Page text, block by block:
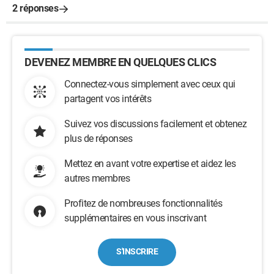
2 réponses
DEVENEZ MEMBRE EN QUELQUES CLICS
Connectez-vous simplement avec ceux qui
partagent vos intérêts
Suivez vos discussions facilement et obtenez
plus de réponses
Mettez en avant votre expertise et aidez les
autres membres
Profitez de nombreuses fonctionnalités
supplémentaires en vous inscrivant
S'INSCRIRE